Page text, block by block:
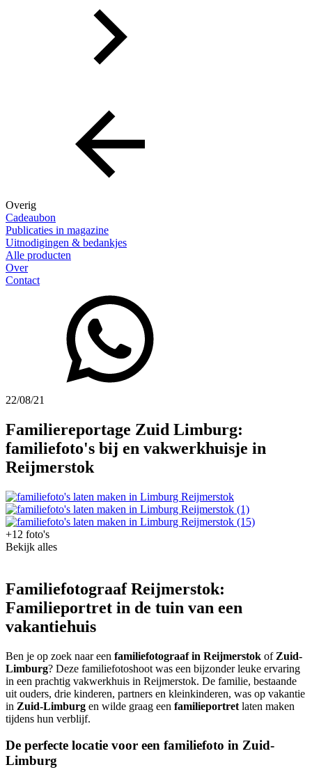
Overig
Cadeaubon
Publicaties in magazine
Uitnodigingen & bedankjes
Alle producten
Over
Contact
22/08/21
Familiereportage Zuid Limburg:
familiefoto's bij en vakwerkhuisje in
Reijmerstok
+12 foto's
Bekijk alles
Familiefotograaf Reijmerstok:
Familieportret in de tuin van een
vakantiehuis
Ben je op zoek naar een familiefotograaf in Reijmerstok of Zuid-
Limburg? Deze familiefotoshoot was een bijzonder leuke ervaring
in een prachtig vakwerkhuis in Reijmerstok. De familie, bestaande
uit ouders, drie kinderen, partners en kleinkinderen, was op vakantie
in Zuid-Limburg en wilde graag een familieportret laten maken
tijdens hun verblijf.
De perfecte locatie voor een familiefoto in Zuid-
Limburg